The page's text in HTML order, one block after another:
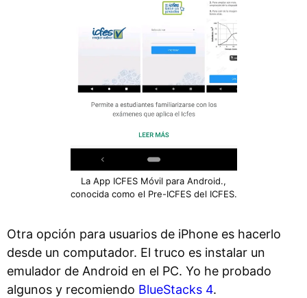
La App ICFES Móvil para Android.,
conocida como el Pre-ICFES del ICFES.
Otra opción para usuarios de iPhone es hacerlo
desde un computador. El truco es instalar un
emulador de Android en el PC. Yo he probado
algunos y recomiendo BlueStacks 4.